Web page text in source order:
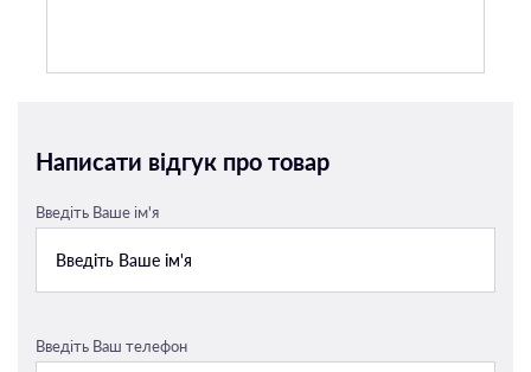
Написати відгук про товар
Введіть Ваше ім'я
Введіть Ваш телефон